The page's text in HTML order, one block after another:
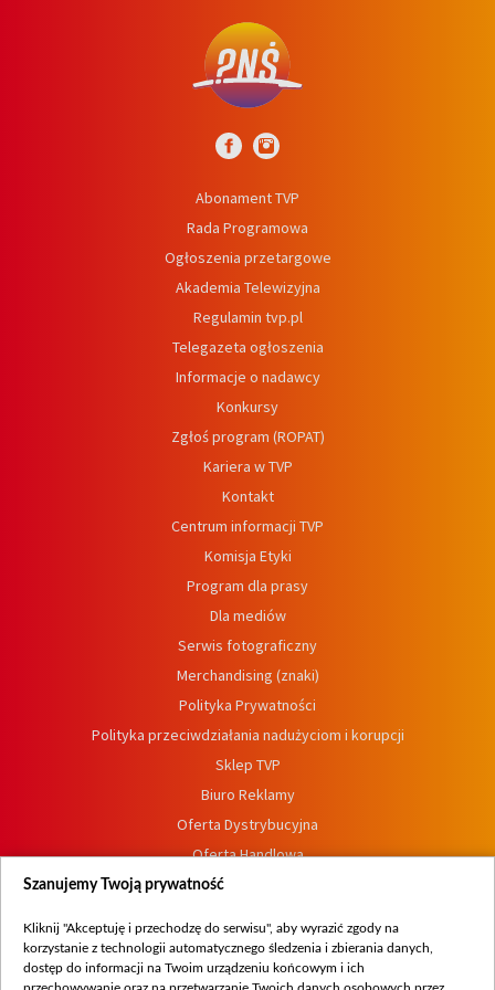
Abonament TVP
Rada Programowa
Ogłoszenia przetargowe
Akademia Telewizyjna
Regulamin tvp.pl
Telegazeta ogłoszenia
Informacje o nadawcy
Konkursy
Zgłoś program (ROPAT)
Kariera w TVP
Kontakt
Centrum informacji TVP
Komisja Etyki
Program dla prasy
Dla mediów
Serwis fotograficzny
Merchandising (znaki)
Polityka Prywatności
Polityka przeciwdziałania nadużyciom i korupcji
Sklep TVP
Biuro Reklamy
Oferta Dystrybucyjna
Oferta Handlowa
Dostępność
Procedura zgłoszeń wewnętrznych
Szanujemy Twoją prywatność
Kliknij "Akceptuję i przechodzę do serwisu", aby wyrazić zgody na
korzystanie z technologii automatycznego śledzenia i zbierania danych,
dostęp do informacji na Twoim urządzeniu końcowym i ich